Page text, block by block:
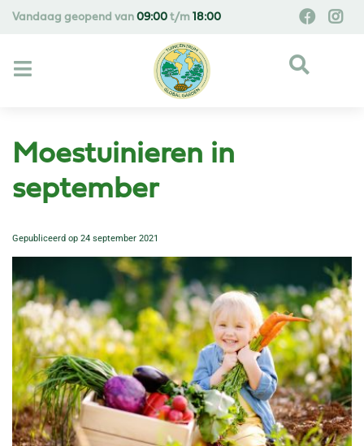
Vandaag geopend van 09:00 t/m 18:00
Moestuinieren in
september
Gepubliceerd op 24 september 2021